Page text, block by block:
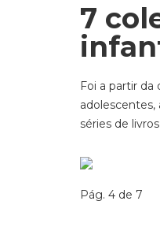
7
Foi a partir da
adolescente
séries de
Pág. 4 de 7